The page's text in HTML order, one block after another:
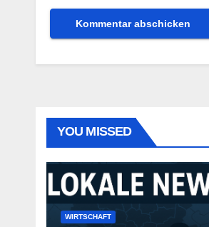
YOU MISSED
WIRTSCHAFT